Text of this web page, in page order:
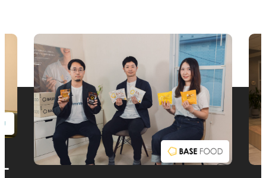
お役立ち情報
お問い合わせ